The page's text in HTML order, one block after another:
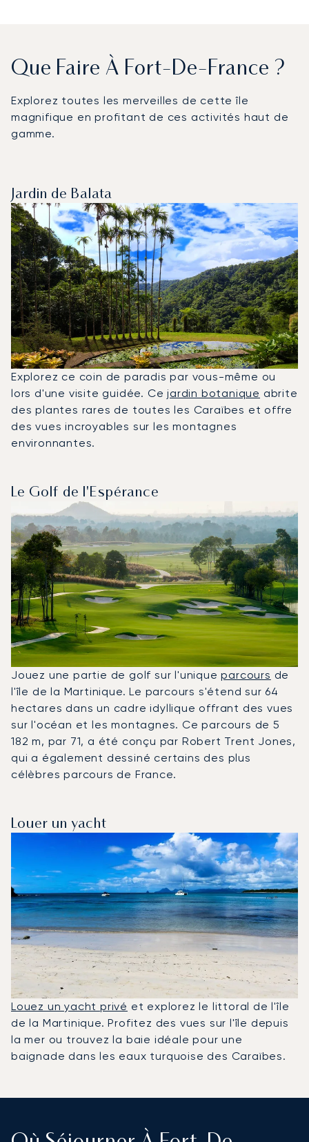
Que Faire À Fort-De-France ?
Explorez toutes les merveilles de cette île
magnifique en profitant de ces activités haut de
gamme.
Jardin de Balata
Explorez ce coin de paradis par vous-même ou
lors d'une visite guidée. Cejardin botanique abrite
des plantes rares de toutes les Caraïbes et offre
des vues incroyables sur les montagnes
environnantes.
Le Golf de l'Espérance
Jouez une partie de golf sur l'uniqueparcours de
l'île de la Martinique. Le parcours s'étend sur 64
hectares dans un cadre idyllique offrant des vues
sur l'océan et les montagnes. Ce parcours de 5
182 m, par 71, a été conçu par Robert Trent Jones,
qui a également dessiné certains des plus
célèbres parcours de France.
Louer un yacht
Louez un yacht privé et explorez le littoral de l'île
de la Martinique. Profitez des vues sur l'île depuis
la mer ou trouvez la baie idéale pour une
baignade dans les eaux turquoise des Caraïbes.